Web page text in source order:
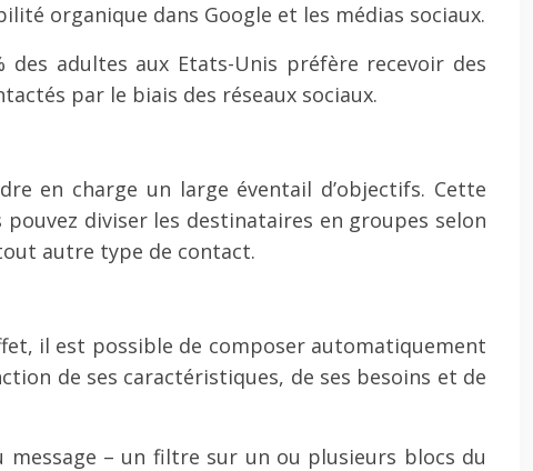
organique dans Google et les médias sociaux.
des adultes aux Etats-Unis préfère recevoir des
par le biais des réseaux sociaux.
en charge un large éventail d’objectifs. Cette
diviser les destinataires en groupes selon
autre type de contact.
il est possible de composer automatiquement
de ses caractéristiques, de ses besoins et de
– un filtre sur un ou plusieurs blocs du